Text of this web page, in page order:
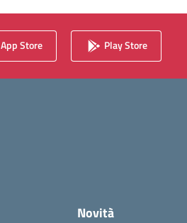
App Store Play Store
Novità